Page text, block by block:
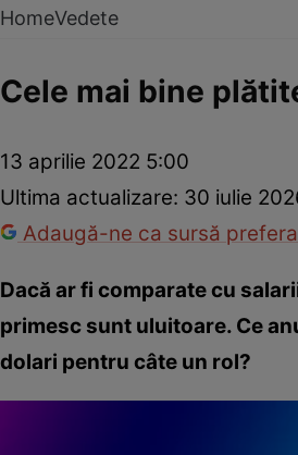
HomeVedete
Cele mai bine
13 aprilie 2022 5:00
Ultima actualizare: 30 iulie
Adaugă-ne ca sursă
Dacă ar fi comparate cu
primesc sunt uluitoare. Ce
dolari pentru câte un rol?